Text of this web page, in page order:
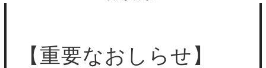
【重要なおしらせ】